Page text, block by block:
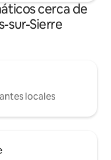
cerca de
sur-Sierre
locales